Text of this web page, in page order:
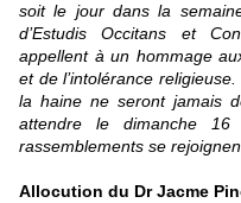
soit le jour dans la
d’Estudis Occitans et
appellent à un hommage
et de l’intolérance
la haine ne seront jamais
attendre le dimanche
rassemblements se
Allocution du Dr Jacme